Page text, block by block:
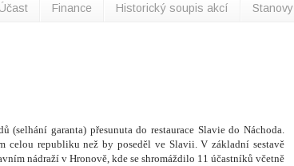
Finance Historický soupis akcí Stanovy
garanta) přesunuta do restaurace Slavie do Náchoda.
republiku než by poseděl ve Slavii. V základní sestavě
nádraží v Hronově, kde se shromáždilo 11 účastníků včetně